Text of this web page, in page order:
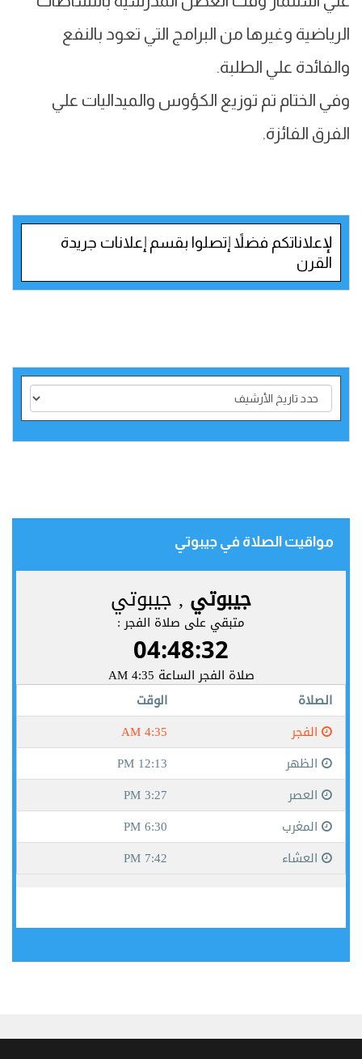
الرياضية وغيرها من البرامج التي تعود بالنفع
والفائدة علي الطلبة.
وفي الختام تم توزيع الكؤوس والميداليات علي
الفرق الفائزة.
لإعلاناتكم فضلاً إتصلوا بقسم إعلانات جريدة
القرن
مواقيت الصلاة في جيبوتي‎